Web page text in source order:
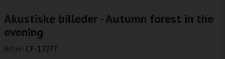
Akustiske billeder - Autumn forest in the
evening
Artnr: CF-13277